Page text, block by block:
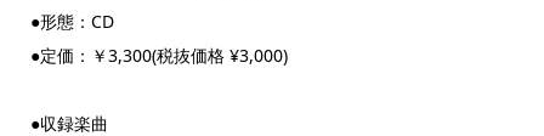
●形態：CD
●定価：￥3,300(税抜価格 ¥3,000)
●収録楽曲